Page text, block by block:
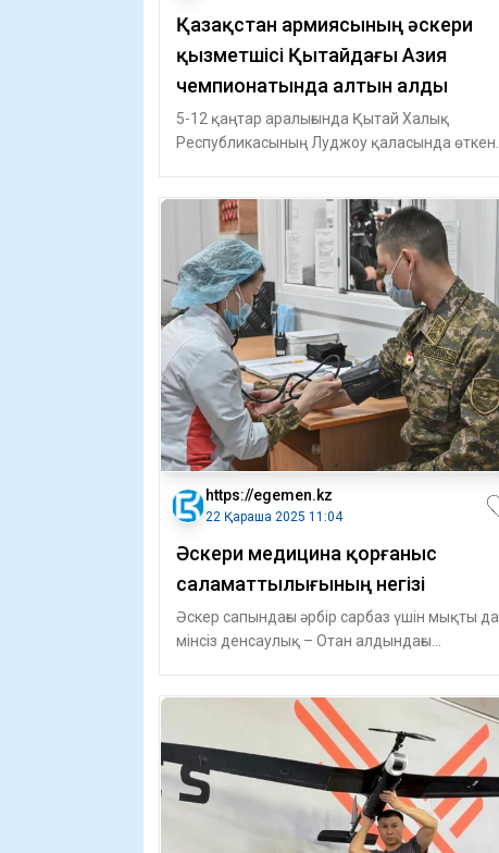
Қазақстан армиясының әскери
қызметшісі Қытайдағы Азия
чемпионатында алтын алды
5-12 қаңтар аралығында Қытай Халық
Республикасының Луджоу қаласында өткен
https://egemen.kz
22 Қараша 2025 11:04
Әскери медицина қорғаныс
саламаттылығының негізі
Әскер сапындағы әрбір сарбаз үшін мықты да
мінсіз денсаулық – Отан алдындағы